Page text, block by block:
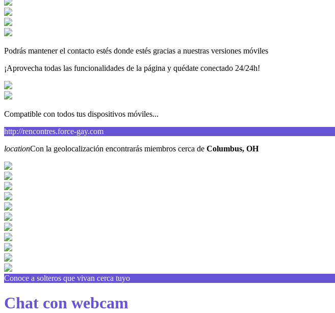
Podrás mantener el contacto estés donde estés gracias a nuestras versiones móviles
¡Aprovecha todas las funcionalidades de la página y quédate conectado 24/24h!
Compatible con todos tus dispositivos móviles...
http://rencontres.force-gay.com
locationCon la geolocalización encontrarás miembros cerca de Columbus, OH
Conoce a solteros que vivan cerca tuyo
Chat con webcam